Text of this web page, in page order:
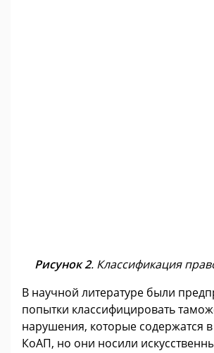
Рисунок 2. Классификация
В научной литературе были
попытки классифицировать
нарушения, которые содержатся в
КоАП, но они носили